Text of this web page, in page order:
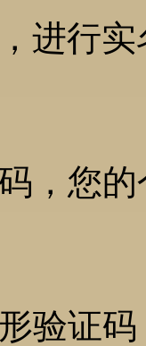
进行
，您
验证码